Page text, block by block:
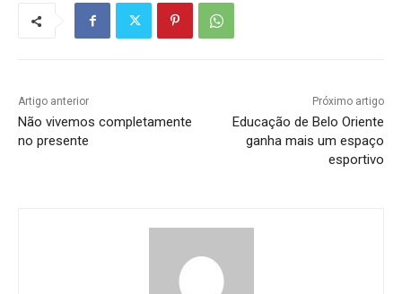
Artigo anterior
Não vivemos completamente
no presente
Próximo artigo
Educação de Belo Oriente
ganha mais um espaço
esportivo